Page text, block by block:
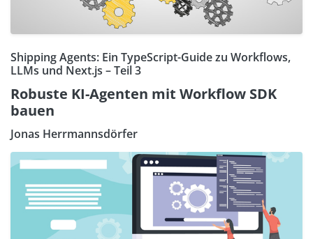
Shipping Agents: Ein TypeScript-Guide zu Workflows,
LLMs und Next.js – Teil 3
Robuste KI-Agenten mit Workflow SDK
bauen
Jonas Herrmannsdörfer